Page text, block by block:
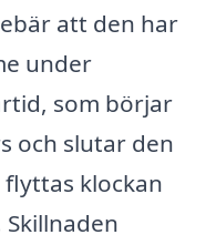
att den har
under
som börjar
och slutar den
klockan